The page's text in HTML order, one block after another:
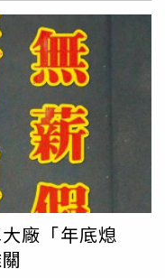
短1個多月內持續上
，創下近18年來新
T+2交割制度（即交
次違約交割正巧出
102元開盤，盤中最
跌10.6元，以95.9元
不少投資人來不及下
申報「買進、賣出合
」分別為9,414.4萬
廠「年底熄